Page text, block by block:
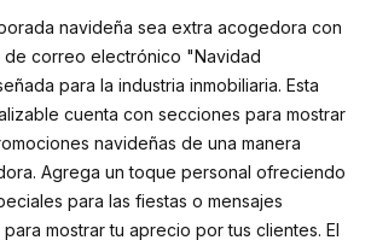
navideña sea extra acogedora con
de correo electrónico "Navidad
para la industria inmobiliaria. Esta
cuenta con secciones para mostrar
navideñas de una manera
Agrega un toque personal ofreciendo
para las fiestas o mensajes
mostrar tu aprecio por tus clientes. El